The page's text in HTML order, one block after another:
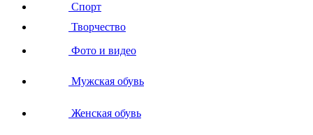
Спорт
Творчество
Фото и видео
Мужская обувь
Женская обувь